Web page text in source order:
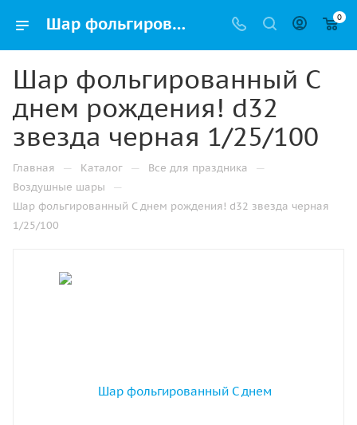
Шар фольгированный С днем рождения! d32 звезда черная 1/25/100 оптом и в розницу в Ижевске, цены в каталоге с доставкой 0
Шар фольгированный С
днем рождения! d32
звезда черная 1/25/100
Главная — Каталог — Все для праздника —
Воздушные шары —
Шар фольгированный С днем рождения! d32 звезда черная
1/25/100